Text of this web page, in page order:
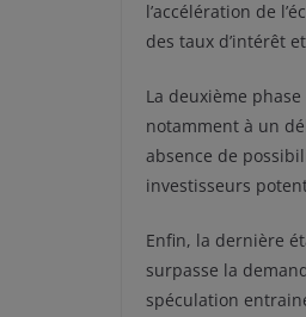
l’accélération de
des taux d’intérêt
La deuxième
notamment à un
absence de
investisseurs
Enfin, la dernière
surpasse la
spéculation